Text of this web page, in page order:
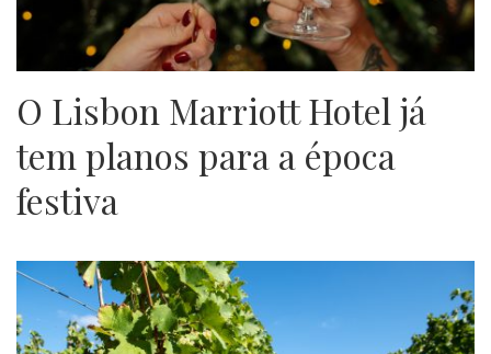
O Lisbon Marriott Hotel já
tem planos para a época
festiva